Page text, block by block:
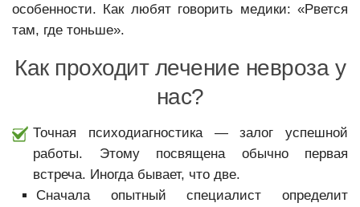
особенности. Как любят говорить медики: «Рвется
там, где тоньше».
Как проходит лечение невроза у
нас?
Точная психодиагностика — залог успешной
работы. Этому посвящена обычно первая
встреча. Иногда бывает, что две.
Сначала опытный специалист определит